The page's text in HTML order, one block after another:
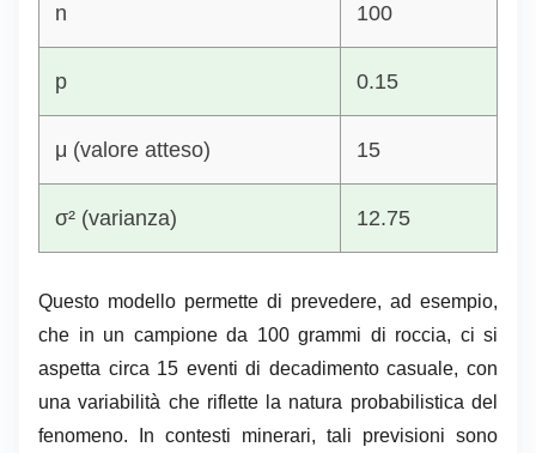
n 100
p 0.15
μ (valore atteso) 15
σ² (varianza) 12.75
Questo modello permette di prevedere, ad esempio,
che in un campione da 100 grammi di roccia, ci si
aspetta circa 15 eventi di decadimento casuale, con
una variabilità che riflette la natura probabilistica del
fenomeno. In contesti minerari, tali previsioni sono